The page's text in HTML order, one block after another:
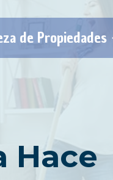
de Propiedades
Hace